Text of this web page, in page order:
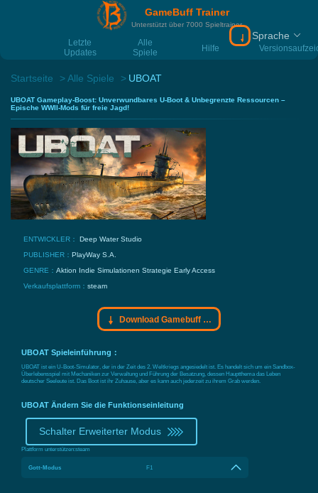
GameBuff Trainer
Unterstützt über 7000 Spieltrainer
Letzte
Updates
Alle
Spiele
Hilfe
Download
Sprache
Startseite Alle Spiele UBOAT
UBOAT Gameplay-Boost: Unverwundbares U-Boot & Unbegrenzte Ressourcen –
Epische WWII-Mods für freie Jagd!
ENTWICKLER： Deep Water Studio
PUBLISHER： PlayWay S.A.
GENRE： Aktion Indie Simulationen Strategie Early Access
Verkaufsplattform： steam
Download Gamebuff Trainer
UBOAT Spieleinführung：
UBOAT ist ein U-Boot-Simulator, der in der Zeit des 2. Weltkriegs angesiedelt ist. Es handelt sich um ein Sandbox-
Überlebensspiel mit Mechaniken zur Verwaltung und Führung der Besatzung, dessen Hauptthema das Leben
deutscher Seeleute ist. Das Boot ist ihr Zuhause, aber es kann auch jederzeit zu ihrem Grab werden.
UBOAT Ändern Sie die Funktionseinleitung
Schalter Erweiterter Modus
Plattform unterstützen:steam
Gott-Modus F1